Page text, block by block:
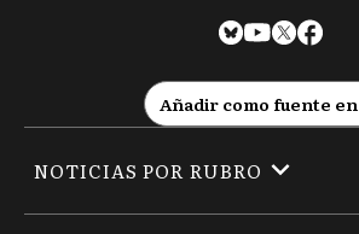
Añadir como fuente en
NOTICIAS POR RUBRO